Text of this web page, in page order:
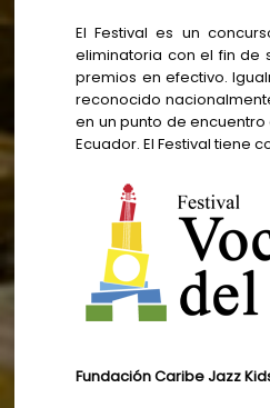
El Festival es un
eliminatoria con el fin de
premios en efectivo.
reconocido
en un punto de
Ecuador. El Festival tiene
Fundación Caribe Jazz